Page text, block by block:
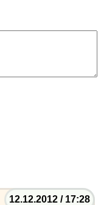
12.12.2012 / 17:28